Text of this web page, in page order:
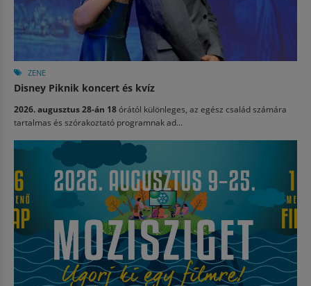
ZENE
Disney Piknik koncert és kvíz
2026. augusztus 28-án 18órától különleges, az egész család számára
tartalmas és szórakoztató programnak ad...